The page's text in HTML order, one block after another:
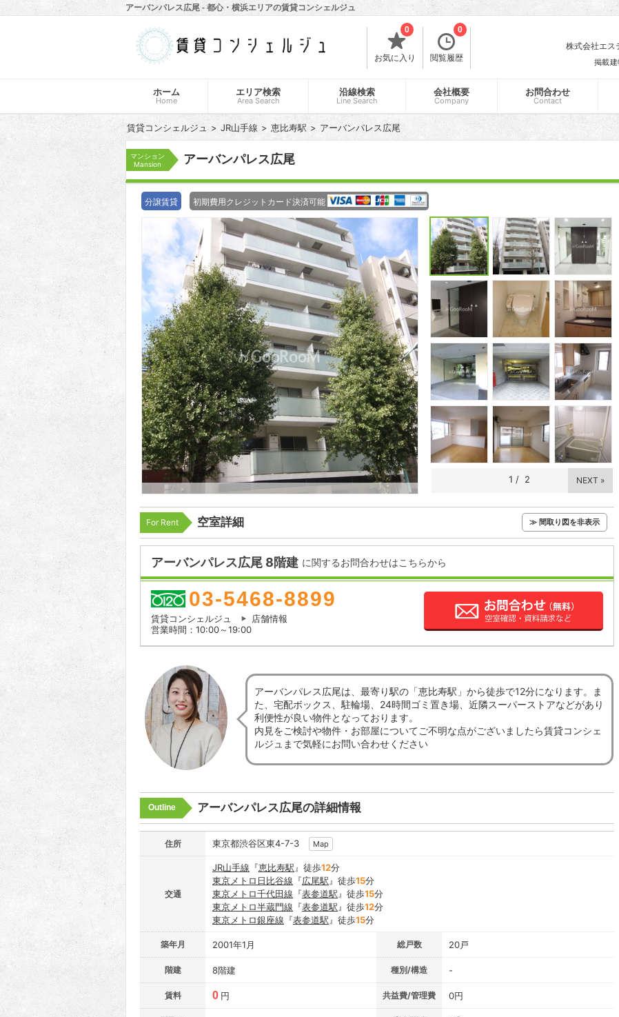
アーバンパレス広尾 - 都心・横浜エリアの賃貸コンシェルジュ
お気に入り
0
閲覧履歴
0
株式会社エス
掲載建
ホーム
Home
エリア検索
Area Search
沿線検索
Line Search
会社概要
Company
お問合わせ
Contact
賃貸コンシェルジュ JR山手線 恵比寿駅 アーバンパレス広尾
マンション
Mansion
アーバンパレス広尾
分譲賃貸 初期費用クレジットカード決済可能
1 / 2 NEXT »
For Rent 空室詳細 ≫ 間取り図を非表示
アーバンパレス広尾 8階建 に関するお問合わせはこちらから
03-5468-8899
賃貸コンシェルジュ
店舗情報
営業時間：10:00～19:00
アーバンパレス広尾は、最寄り駅の「恵比寿駅」から徒歩で12分になります。ま
た、宅配ボックス、駐輪場、24時間ゴミ置き場、近隣スーパーストアなどがあり
利便性が良い物件となっております。
内見をご検討や物件・お部屋についてご不明な点がございましたら賃貸コンシェ
ルジュまで気軽にお問い合わせください
Outline アーバンパレス広尾の詳細情報
住所 東京都渋谷区東4-7-3 Map
交通
JR山手線 『恵比寿駅 』徒歩12分
東京メトロ日比谷線 『広尾駅 』徒歩15分
東京メトロ千代田線 『表参道駅 』徒歩15分
東京メトロ半蔵門線 『表参道駅 』徒歩12分
東京メトロ銀座線 『表参道駅 』徒歩15分
築年月 2001年1月 総戸数 20戸
階建 8階建 種別/構造 -
賃料 0 円 共益費/管理費 0円